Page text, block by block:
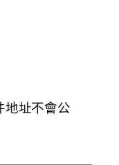
地址不會公